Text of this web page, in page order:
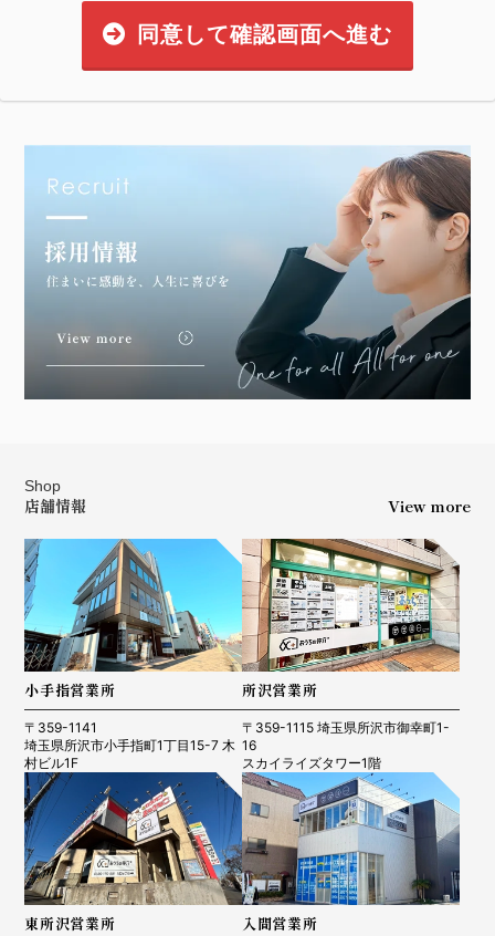
同意して確認画面へ進む
Shop
店舗情報 View more
小手指営業所
〒359-1141
埼玉県所沢市小手指町1丁目15-7 木
村ビル1F
所沢営業所
〒359-1115 埼玉県所沢市御幸町1-
16
スカイライズタワー1階
東所沢営業所 入間営業所